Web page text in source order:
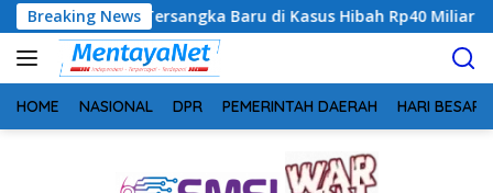
Langsung
ke
konten
Breaking NewsBaru di Kasus Hibah Rp40 Miliar Geger! 5
HOME NASIONAL DPR PEMERINTAH DAERAH HARI BESAR